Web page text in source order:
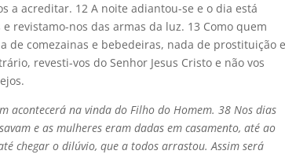
a acreditar. 12 A noite adiantou-se e o dia está
revistamo-nos das armas da luz. 13 Como quem
de comezainas e bebedeiras, nada de prostituição
revesti-vos do Senhor Jesus Cristo e não vos
acontecerá na vinda do Filho do Homem. 38 Nos dias
e as mulheres eram dadas em casamento, até ao
chegar o dilúvio, que a todos arrastou. Assim será